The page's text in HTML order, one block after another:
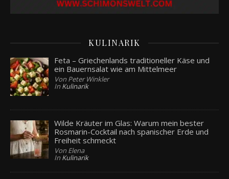
KULINARIK
Feta – Griechenlands traditioneller Käse und
ein Bauernsalat wie am Mittelmeer
Von Peter Winkler
In Kulinarik
Wilde Kräuter im Glas: Warum mein bester
Rosmarin-Cocktail nach spanischer Erde und
Freiheit schmeckt
Von Elena
In Kulinarik